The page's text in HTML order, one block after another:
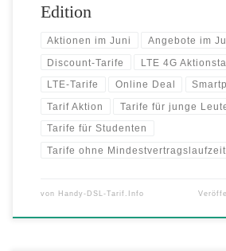
Edition
Aktionen im Juni Angebote im
Discount-Tarife LTE 4G
LTE-Tarife Online Deal
Tarif Aktion Tarife für junge
Tarife für Studenten
Tarife ohne Mindestvertragslaufzeit
von Handy-DSL-Tarif.Info